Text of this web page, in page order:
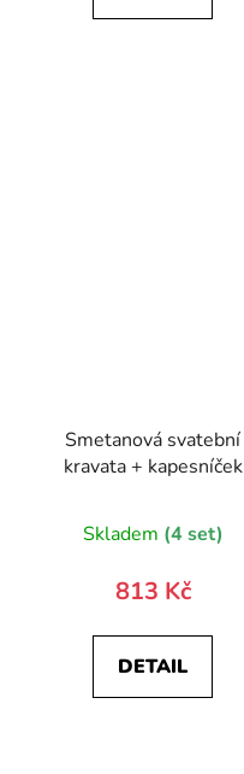
Smetanová svatební
kravata + kapesníček
Skladem (4 set)
813 Kč
DETAIL